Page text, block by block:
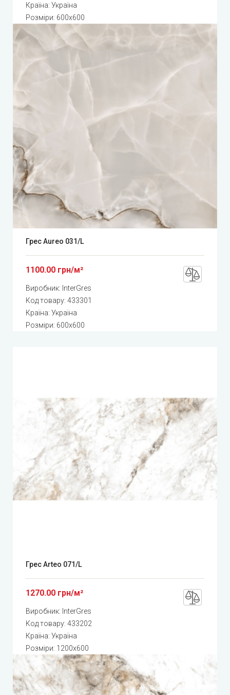
Країна: Україна
Розміри: 600x600
Грес Aureo 031/L
1100.00 грн/м²
Виробник: InterGres
Код товару: 433301
Країна: Україна
Розміри: 600x600
Грес Arteo 071/L
1270.00 грн/м²
Виробник: InterGres
Код товару: 433202
Країна: Україна
Розміри: 1200x600